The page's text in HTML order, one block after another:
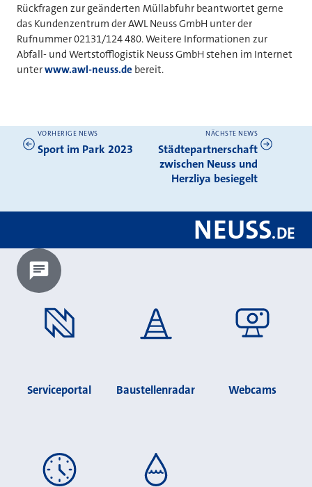
Rückfragen zur geänderten Müllabfuhr beantwortet gerne
das Kundenzentrum der AWL Neuss GmbH unter der
Rufnummer 02131/124 480. Weitere Informationen zur
Abfall- und Wertstofflogistik Neuss GmbH stehen im Internet
unterwww.awl-neuss.de bereit.
Weitere News
VORHERIGE NEWS
Sport im Park 2023
NÄCHSTE NEWS
Städtepartnerschaft
zwischen Neuss und
Herzliya besiegelt
NEUSS.DE
Chatbot laden?
Serviceportal Baustellenradar Webcams